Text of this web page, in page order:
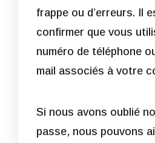
frappe ou d’erreurs. Il
confirmer que vous
numéro de téléphone
mail associés à votre
Si nous avons oublié
passe, nous pouvons